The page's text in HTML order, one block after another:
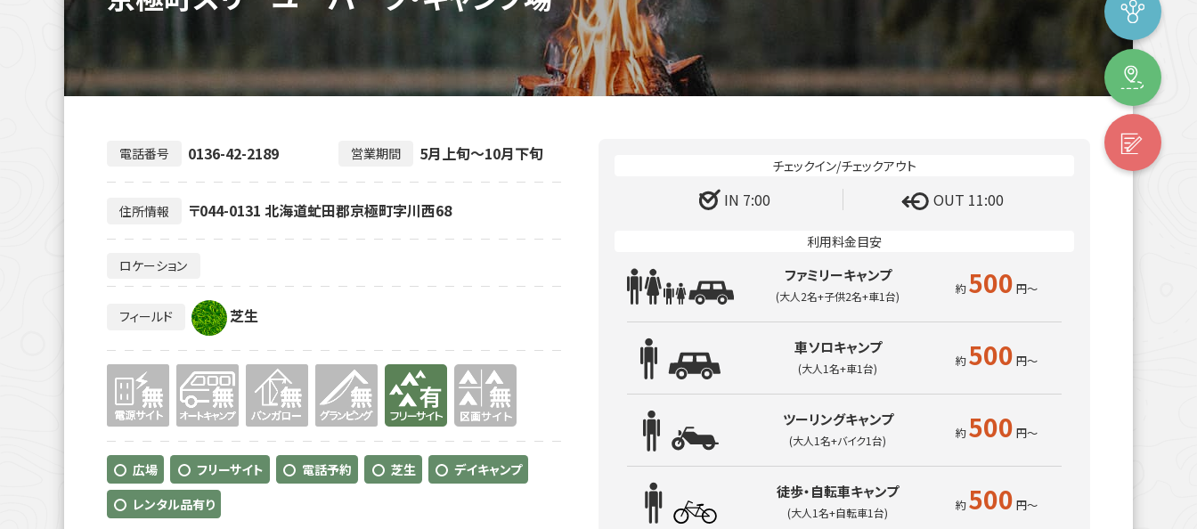
電話番号 0136-42-2189 営業期間 5月上旬～10月下旬
住所情報 〒044-0131 北海道虻田郡京極町字川西68
ロケーション
フィールド 芝生
無 無 有り 無
広場 フリーサイト 電話予約 芝生
デイキャンプ
レンタル品有り
IN 7:00 OUT 11:00
ファミリーキャンプ
(大人2名+子供2名+車1台) 500
車ソロキャンプ
(大人1名+車1台) 500
ツーリングキャンプ
(大人1名+バイク1台) 500
徒歩・自転車キャンプ
(大人1名+自転車1台) 500